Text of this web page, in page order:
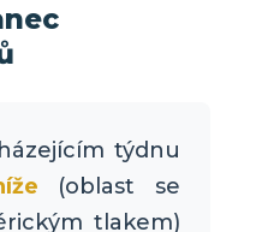
týdnu
(oblast se
tlakem)